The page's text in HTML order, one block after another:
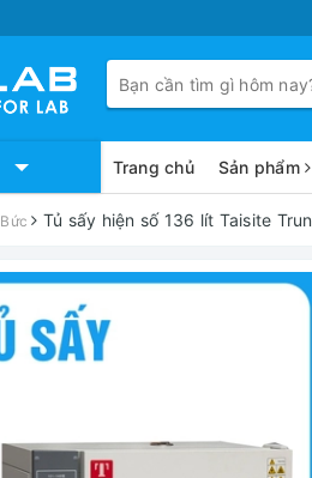
Trang chủ Sản phẩm
Tủ sấy hiện số 136 lít Taisite